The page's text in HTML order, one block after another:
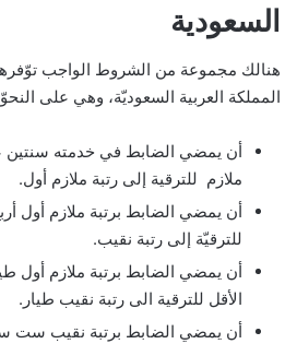
السعودية
هنالك مجموعة من الشروط الواجب
المملكة العربية السعوديّة، وهي على النحوّ
أن يمضي الضابط في خدمته سنتين
ملازم للترقية إلى رتبة ملازم أول.
أن يمضي الضابط برتبة ملازم أول
للترقيّة إلى رتبة نقيب.
أن يمضي الضابط برتبة ملازم أول
الأقل للترقية الى رتبة نقيب طيار.
أن يمضي الضابط برتبة نقيب ست